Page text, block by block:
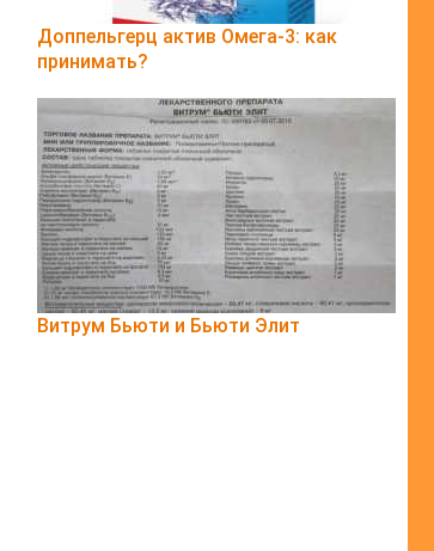
Доппельгерц актив Омега-3: как
принимать?
Витрум Бьюти и Бьюти Элит